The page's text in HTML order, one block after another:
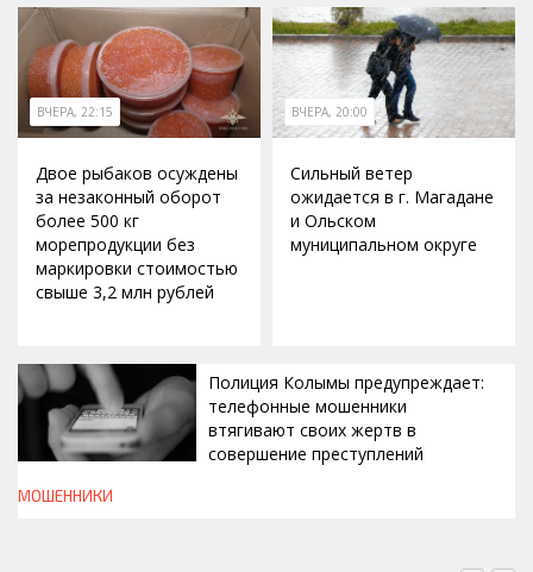
ВЧЕРА, 22:15
Двое рыбаков осуждены
за незаконный оборот
более 500 кг
морепродукции без
маркировки стоимостью
свыше 3,2 млн рублей
ВЧЕРА, 20:00
Сильный ветер
ожидается в г. Магадане
и Ольском
муниципальном округе
ВЧЕРА, 19:00
Полиция Колымы предупреждает:
телефонные мошенники
втягивают своих жертв в
совершение преступлений
МОШЕННИКИ